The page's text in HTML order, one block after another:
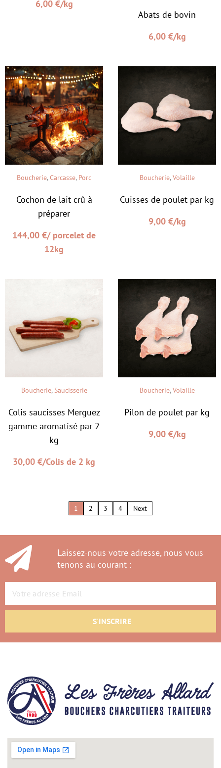
6,00 €/kg
Abats de bovin
6,00 €/kg
Boucherie,Carcasse, Porc
Cochon de lait crû à
préparer
144,00 €/ porcelet de
12kg
Boucherie,Volaille
Cuisses de poulet par kg
9,00 €/kg
Boucherie, Saucisserie
Colis saucisses Merguez
gamme aromatisé par 2
kg
30,00 €/Colis de 2 kg
Boucherie,Volaille
Pilon de poulet par kg
9,00 €/kg
1 2 3 4 Next
Laissez-nous votre adresse, nous vous
tenons au courant :
S'INSCRIRE